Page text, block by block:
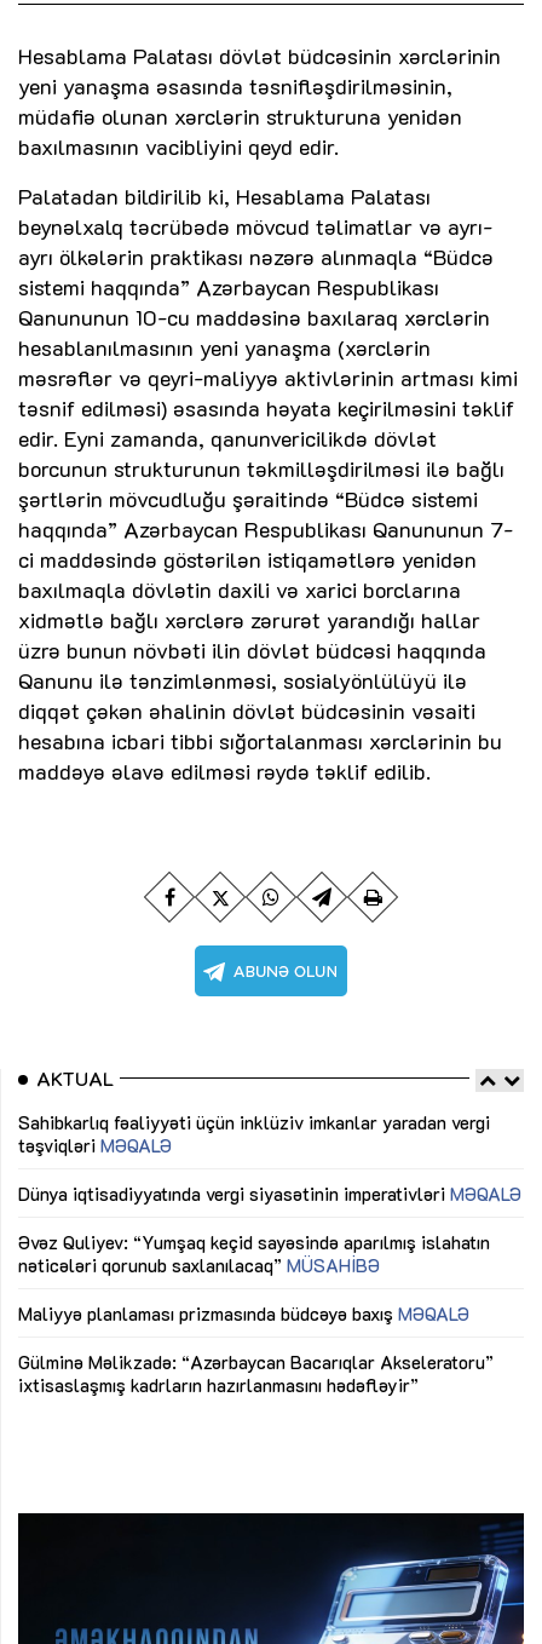
Hesablama Palatası dövlət büdcəsinin xərclərinin
yeni yanaşma əsasında təsnifləşdirilməsinin,
müdafiə olunan xərclərin strukturuna yenidən
baxılmasının vacibliyini qeyd edir.
Palatadan bildirilib ki, Hesablama Palatası
beynəlxalq təcrübədə mövcud təlimatlar və ayrı-
ayrı ölkələrin praktikası nəzərə alınmaqla “Büdcə
sistemi haqqında” Azərbaycan Respublikası
Qanununun 10-cu maddəsinə baxılaraq xərclərin
hesablanılmasının yeni yanaşma (xərclərin
məsrəflər və qeyri-maliyyə aktivlərinin artması kimi
təsnif edilməsi) əsasında həyata keçirilməsini təklif
edir. Eyni zamanda, qanunvericilikdə dövlət
borcunun strukturunun təkmilləşdirilməsi ilə bağlı
şərtlərin mövcudluğu şəraitində “Büdcə sistemi
haqqında” Azərbaycan Respublikası Qanununun 7-
ci maddəsində göstərilən istiqamətlərə yenidən
baxılmaqla dövlətin daxili və xarici borclarına
xidmətlə bağlı xərclərə zərurət yarandığı hallar
üzrə bunun növbəti ilin dövlət büdcəsi haqqında
Qanunu ilə tənzimlənməsi, sosialyönlülüyü ilə
diqqət çəkən əhalinin dövlət büdcəsinin vəsaiti
hesabına icbari tibbi sığortalanması xərclərinin bu
maddəyə əlavə edilməsi rəydə təklif edilib.
AKTUAL
Sahibkarlıq fəaliyyəti üçün inklüziv imkanlar yaradan vergi
təşviqləri MƏQALƏ
Dünya iqtisadiyyatında vergi siyasətinin imperativləri MƏQALƏ
Əvəz Quliyev: “Yumşaq keçid sayəsində aparılmış islahatın
nəticələri qorunub saxlanılacaq” MÜSAHİBƏ
Maliyyə planlaması prizmasında büdcəyə baxış MƏQALƏ
Gülminə Məlikzadə: “Azərbaycan Bacarıqlar Akseleratoru”
ixtisaslaşmış kadrların hazırlanmasını hədəfləyir”